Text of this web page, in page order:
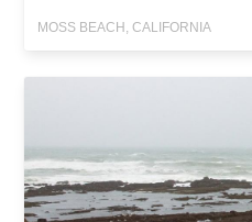
MOSS BEACH, CALIFORNIA